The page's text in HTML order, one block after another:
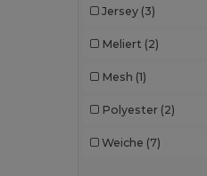
Mumbles
Mustaghata
Napapijri
Neoblu (6)
Neutral (23)
Jersey (3)
Meliert (2)
Mesh (1)
Polyester (2)
Weiche (7)